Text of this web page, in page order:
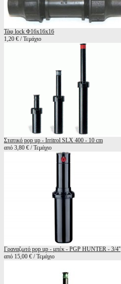
Τάφ lock Φ16x16x16
1,20 € / Τεμάχιο
Στατικό pop up - Irritrol SLX 400 - 10 cm
από 3,80 € / Τεμάχιο
Γραναζωτό pop up - μπέκ - PGP HUNTER - 3/4''
από 15,00 € / Τεμάχιο